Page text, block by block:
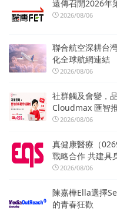
遠傳召開2026年
2026/08/06
聯合航空深耕台
化全球航網連結
2026/08/06
社群觸及會變，
Cloudmax 匯智
2026/08/06
真健康醫療（
戰略合作 共建具
2026/08/06
陳嘉樺Ella選擇
的青春狂歡